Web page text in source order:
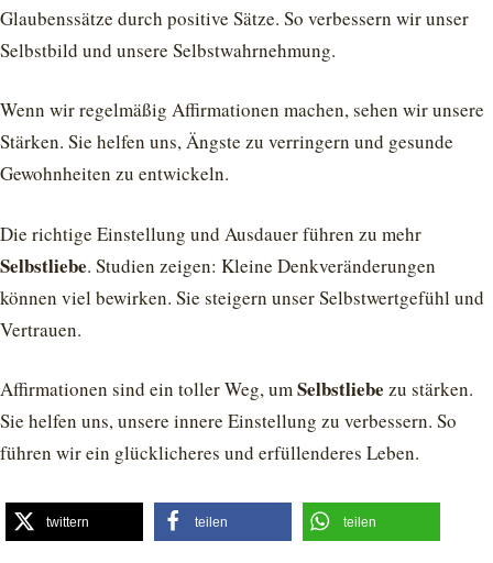
Glaubenssätze durch positive Sätze. So verbessern wir unser
Selbstbild und unsere Selbstwahrnehmung.
Wenn wir regelmäßig Affirmationen machen, sehen wir unsere
Stärken. Sie helfen uns, Ängste zu verringern und gesunde
Gewohnheiten zu entwickeln.
Die richtige Einstellung und Ausdauer führen zu mehr
Selbstliebe. Studien zeigen: Kleine Denkveränderungen
können viel bewirken. Sie steigern unser Selbstwertgefühl und
Vertrauen.
Affirmationen sind ein toller Weg, umSelbstliebe zu stärken.
Sie helfen uns, unsere innere Einstellung zu verbessern. So
führen wir ein glücklicheres und erfüllenderes Leben.
twittern teilen teilen